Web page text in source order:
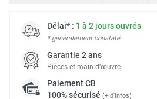
Délai* : 1 à 2 jours ouvrés
* généralement constaté
Garantie 2 ans
Pièces et main d’œuvre
PaiementCB
100% sécurisé (+ d'infos)